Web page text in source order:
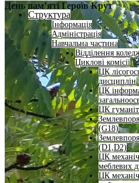
Структура
Інформація
Адміністрація
Навчальна частина
Відділення
Циклові комісії
ЦК
дисциплін
ЦК
ЦК
(G18)
(D1,D2)
ЦК
меблевих
ЦК
День пам’яті Героїв Крут